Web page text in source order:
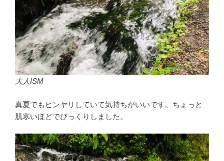
大人ISM
真夏でもヒンヤリしていて気持ちがいいです。ちょっと
肌寒いほどでびっくりしました。